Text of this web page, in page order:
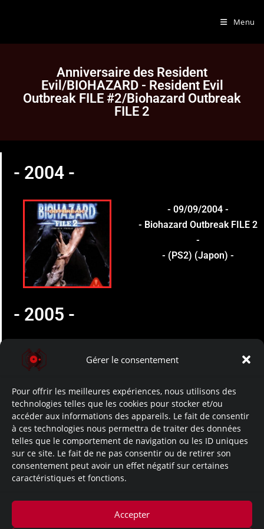
Gérer le consentement
Pour offrir les meilleures expériences, nous utilisons des
technologies telles que les cookies pour stocker et/ou
accéder aux informations des appareils. Le fait de consentir
à ces technologies nous permettra de traiter des données
telles que le comportement de navigation ou les ID uniques
sur ce site. Le fait de ne pas consentir ou de retirer son
consentement peut avoir un effet négatif sur certaines
caractéristiques et fonctions.
Accepter
Menu
Anniversaire des Resident
Evil/BIOHAZARD - Resident Evil
Outbreak FILE #2/Biohazard Outbreak
FILE 2
- 2004 -
- 09/09/2004 -
- Biohazard Outbreak FILE 2
-
- (PS2) (Japon) -
- 2005 -
- Resident Evil Outbreak
- (PS2) (Amérique du Nord)
-
- 26/08/2005 -
- Resident Evil Outbreak